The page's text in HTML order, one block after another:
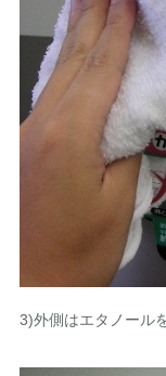
3)外側はエタノール